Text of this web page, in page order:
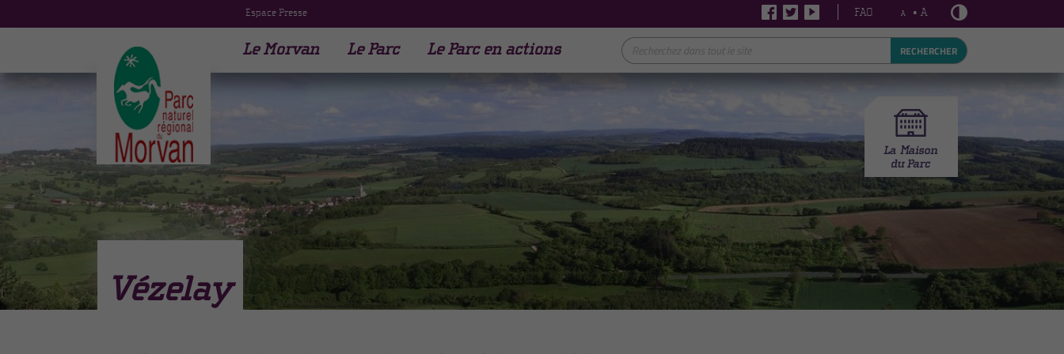
Espace Presse FAQ A • A
Le Morvan Le Parc Le Parc en actions RECHERCHER
Vézelay